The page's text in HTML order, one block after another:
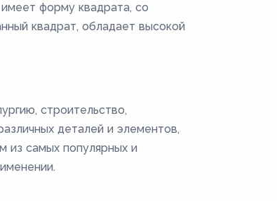
форму квадрата, со
квадрат, обладает высокой
строительство,
деталей и элементов,
из самых популярных и